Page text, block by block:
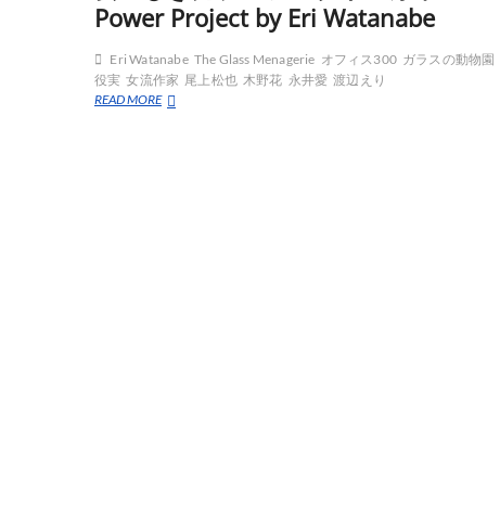
Power Project by Eri Watanabe
Eri Watanabe The Glass Menagerie オフィス300 ガラスの動物園
役実 女流作家 尾上松也 木野花 永井愛 渡辺えり
READ MORE女々